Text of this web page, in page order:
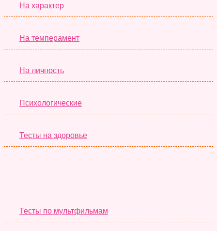
На характер
На темперамент
На личность
Психологические
Тесты на здоровье
Тесты по мультфильмам